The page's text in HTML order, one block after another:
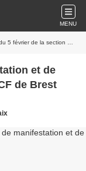
MENU
de la section PCF de Brest
et de
de Brest